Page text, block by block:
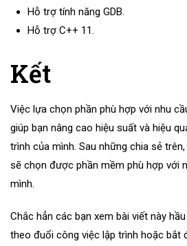
Hỗ trợ tính năng GDB.
Hỗ trợ C++ 11.
Kết
Việc lựa chọn phần phù hợp với nhu
giúp bạn nâng cao hiệu suất và hiệu
trình của mình. Sau những chia sẻ
sẽ chọn được phần mềm phù hợp với
mình.
Chắc hẳn các bạn xem bài viết này
theo đuổi công việc lập trình hoặc bắt